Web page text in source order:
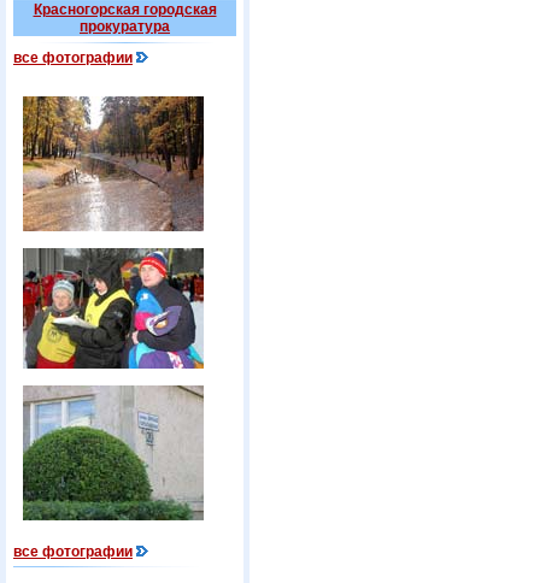
Красногорская городская
прокуратура
все фотографии
все фотографии